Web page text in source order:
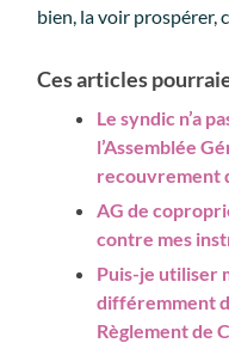
bien, la voir prospérer,
Ces articles
Le syndic n’a
l’Assemblée
recouvrement
AG de
contre mes
Puis-je utiliser
différemment
Règlement de